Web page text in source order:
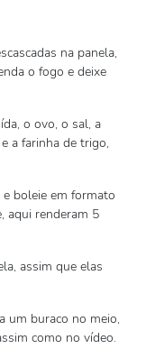
na panela,
o fogo e deixe
o ovo, o sal, a
a farinha de trigo,
boleie em formato
aqui renderam 5
assim que elas
um buraco no meio,
como no vídeo.